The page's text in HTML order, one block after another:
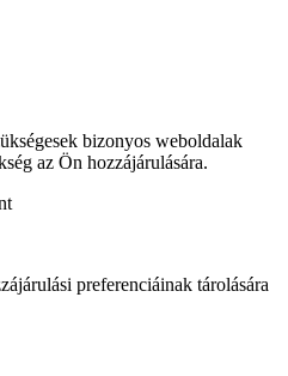
bizonyos weboldalak
az Ön hozzájárulására.
preferenciáinak tárolására